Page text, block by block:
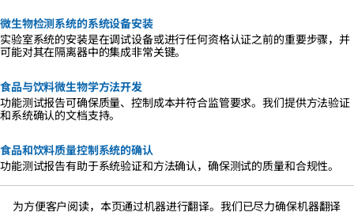
微生物检测系统的系统设备安装
实验室系统的安装是在调试设备或进行任何资格认证之前的重要步骤，并
可能对其在隔离器中的集成非常关键。
食品与饮料微生物学方法开发
功能测试报告可确保质量、控制成本并符合监管要求。我们提供方法验证
和系统确认的文档支持。
食品和饮料质量控制系统的确认
功能测试报告有助于系统验证和方法确认，确保测试的质量和合规性。
为方便客户阅读，本页通过机器进行翻译。我们已尽力确保机器翻译